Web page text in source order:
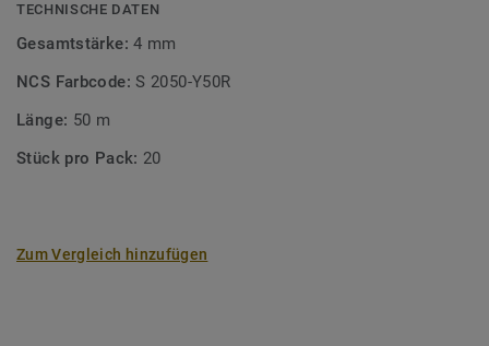
TECHNISCHE DATEN
Gesamtstärke:4 mm
NCS Farbcode:S 2050-Y50R
Länge: 50 m
Stück pro Pack: 20
Zum Vergleich hinzufügen